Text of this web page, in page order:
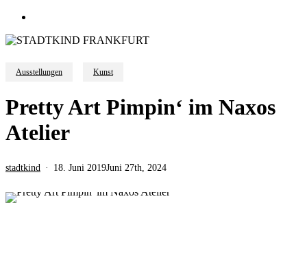
Ausstellungen Kunst
Pretty Art Pimpin‘ im Naxos
Atelier
stadtkind 18. Juni 2019Juni 27th, 2024